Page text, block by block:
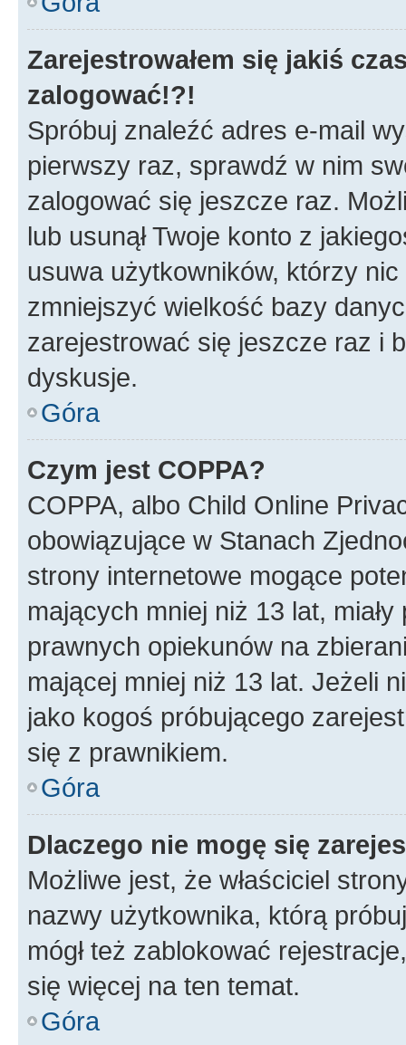
Zarejestrowałem się jakiś
zalogować!?!
Spróbuj znaleźć adres e-mail
pierwszy raz, sprawdź w nim
zalogować się jeszcze raz.
lub usunął Twoje konto z
usuwa użytkowników, którzy
zmniejszyć wielkość bazy
zarejestrować się jeszcze raz i
dyskusje.
Góra
Czym jest COPPA?
COPPA, albo Child Online
obowiązujące w Stanach
strony internetowe mogące
mających mniej niż 13 lat,
prawnych opiekunów na
mającej mniej niż 13 lat. Jeżeli
jako kogoś próbującego
się z prawnikiem.
Góra
Dlaczego nie mogę się
Możliwe jest, że właściciel
nazwy użytkownika, którą
mógł też zablokować
się więcej na ten temat.
Góra